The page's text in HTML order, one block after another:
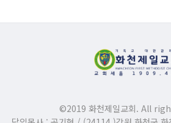
©2019 화천제일교회. All